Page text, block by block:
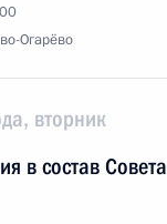
Огарёво
вторник
в состав Совета